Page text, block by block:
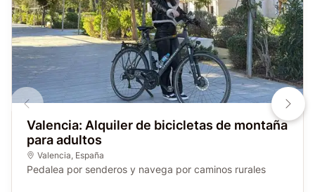
Valencia: Alquiler de bicicletas de montaña
para adultos
Valencia España
Pedalea por senderos y navega por caminos rurales